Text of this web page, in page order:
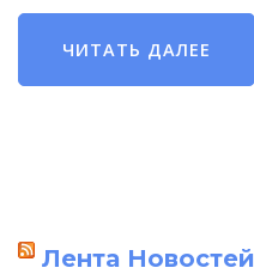
ЧИТАТЬ ДАЛЕЕ
Лента Новостей